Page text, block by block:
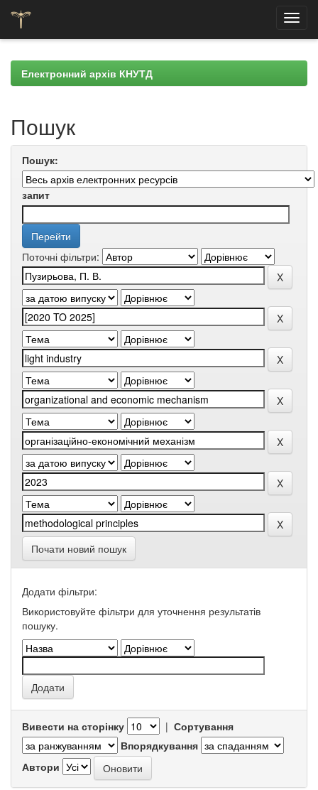
navigationЕлектронний архів КНУТД
Пошук
Пошук:
запит
Поточні фільтри:
Почати новий пошук
Додати фільтри:
Використовуйте фільтри для уточнення результатів
пошуку.
Вивести на сторінку | Сортування
Впорядкування
Автори